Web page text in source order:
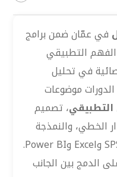
في عمّان ضمن برامج
التطبيقي
في تحليل
موضوعات
التطبيقي، تصميم
الخطي، والنمذجة
الدمج بين الجانب